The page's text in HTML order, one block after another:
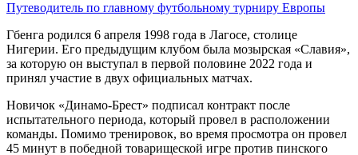
Путеводитель по главному футбольному турниру Европы
Гбенга родился 6 апреля 1998 года в Лагосе, столице
Нигерии. Его предыдущим клубом была мозырская «Славия»,
за которую он выступал в первой половине 2022 года и
принял участие в двух официальных матчах.
Новичок «Динамо-Брест» подписал контракт после
испытательного периода, который провел в расположении
команды. Помимо тренировок, во время просмотра он провел
45 минут в победной товарищеской игре против пинского